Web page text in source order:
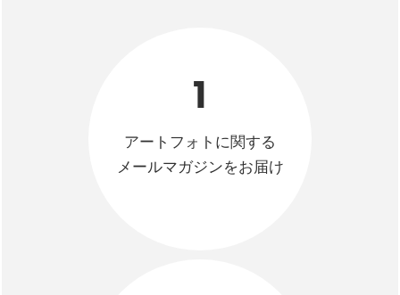
1
アートフォトに関する
メールマガジンをお届け